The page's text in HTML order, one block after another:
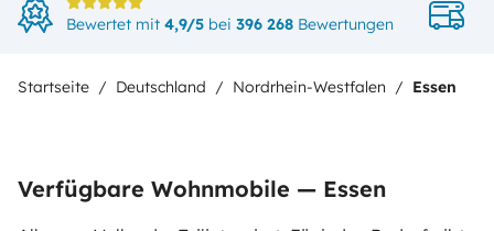
Bewertet mit 4,9/5 bei 396 268 Bewertungen
Startseite Deutschland Nordrhein-Westfalen Essen
Verfügbare Wohnmobile — Essen